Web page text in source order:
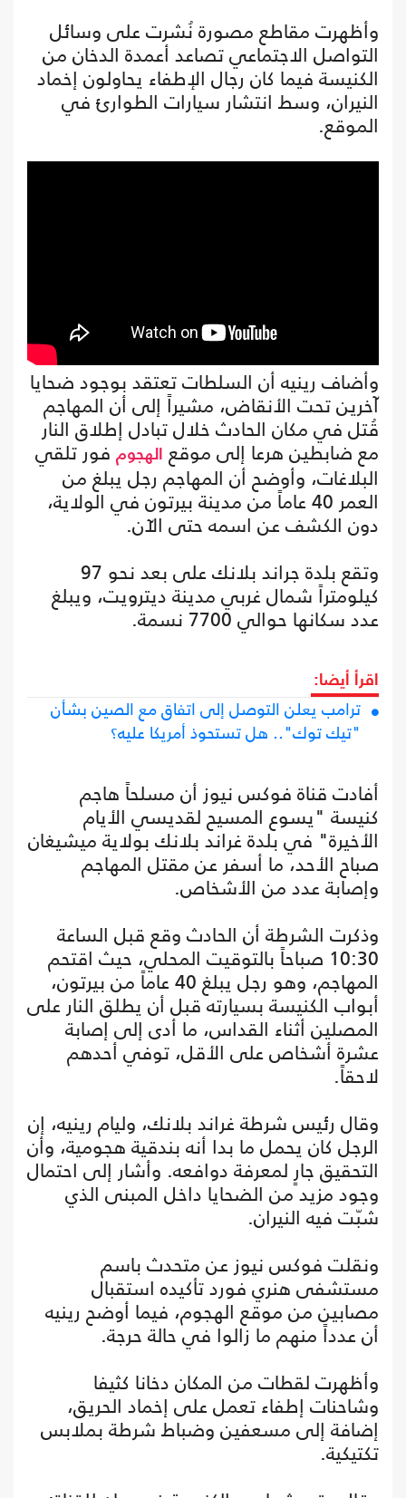
وأظهرت مقاطع مصورة نُشرت على وسائل
التواصل الاجتماعي تصاعد أعمدة الدخان من
الكنيسة فيما كان رجال الإطفاء يحاولون إخماد
النيران، وسط انتشار سيارات الطوارئ في
الموقع.
وأضاف رينيه أن السلطات تعتقد بوجود ضحايا
آخرين تحت الأنقاض، مشيراً إلى أن المهاجم
قُتل في مكان الحادث خلال تبادل إطلاق النار
مع ضابطين هرعا إلى موقع الهجوم فور تلقي
البلاغات، وأوضح أن المهاجم رجل يبلغ من
العمر 40 عاماً من مدينة بيرتون في الولاية،
دون الكشف عن اسمه حتى الآن.
وتقع بلدة جراند بلانك على بعد نحو 97
كيلومتراً شمال غربي مدينة ديترويت، ويبلغ
عدد سكانها حوالي 7700 نسمة.
اقرأ أيضا:
ترامب يعلن التوصل إلى اتفاق مع الصين بشأن
"تيك توك".. هل تستحوذ أمريكا عليه؟
أفادت قناة فوكس نيوز أن مسلحاً هاجم
كنيسة "يسوع المسيح لقديسي الأيام
الأخيرة" في بلدة غراند بلانك بولاية ميشيغان
صباح الأحد، ما أسفر عن مقتل المهاجم
وإصابة عدد من الأشخاص.
وذكرت الشرطة أن الحادث وقع قبل الساعة
10:30 صباحاً بالتوقيت المحلي، حيث اقتحم
المهاجم، وهو رجل يبلغ 40 عاماً من بيرتون،
أبواب الكنيسة بسيارته قبل أن يطلق النار على
المصلين أثناء القداس، ما أدى إلى إصابة
عشرة أشخاص على الأقل، توفي أحدهم
لاحقاً.
وقال رئيس شرطة غراند بلانك، وليام رينيه، إن
الرجل كان يحمل ما بدا أنه بندقية هجومية، وأن
التحقيق جارٍ لمعرفة دوافعه. وأشار إلى احتمال
وجود مزيد من الضحايا داخل المبنى الذي
شبّت فيه النيران.
ونقلت فوكس نيوز عن متحدث باسم
مستشفى هنري فورد تأكيده استقبال
مصابين من موقع الهجوم، فيما أوضح رينيه
أن عدداً منهم ما زالوا في حالة حرجة.
وأظهرت لقطات من المكان دخانا كثيفا
وشاحنات إطفاء تعمل على إخماد الحريق،
إضافة إلى مسعفين وضباط شرطة بملابس
تكتيكية.